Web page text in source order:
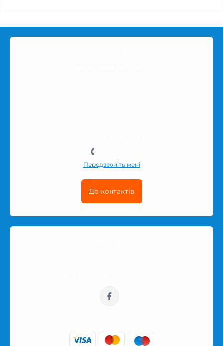
Передзвоніть мені
До контактів